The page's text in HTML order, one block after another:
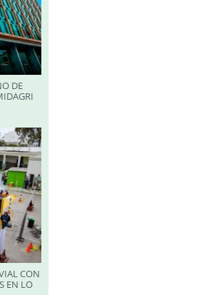
DE
CON
EN LO